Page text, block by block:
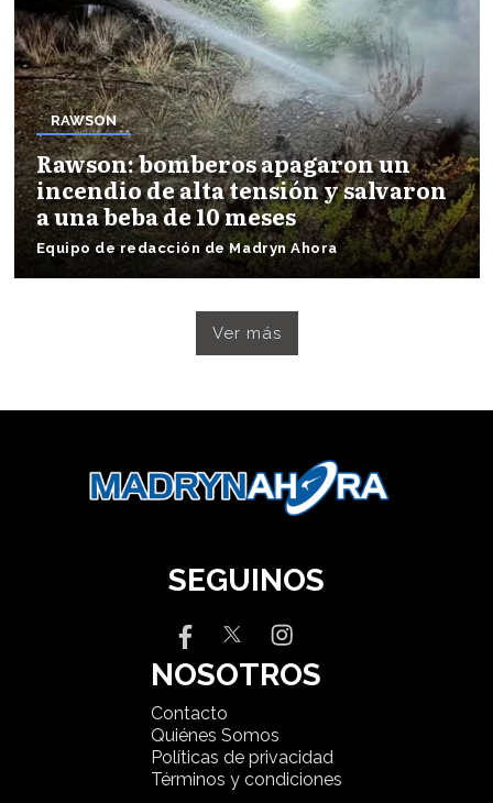
RAWSON
Rawson: bomberos apagaron un
incendio de alta tensión y salvaron
a una beba de 10 meses
Equipo de redacción de Madryn Ahora
Ver más
SEGUINOS
NOSOTROS
Contacto
Quiénes Somos
Políticas de privacidad
Términos y condiciones